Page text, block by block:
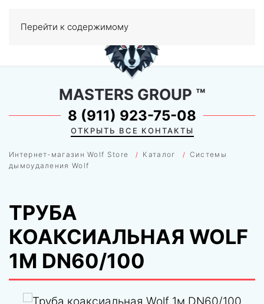
Перейти к содержимому
0
Интернет-магазин Wolf Store Каталог
Системы
дымоудаления Wolf
MASTERS GROUP ™
8 (911) 923-75-08
ОТКРЫТЬ ВСЕ КОНТАКТЫ
ТРУБА
КОАКСИАЛЬНАЯ WOLF
1М DN60/100